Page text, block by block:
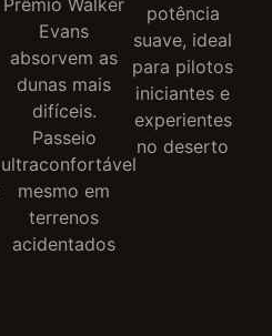
Prêmio Walker
Evans
absorvem as
dunas mais
difíceis.
Passeio
ultraconfortável
mesmo em
terrenos
acidentados
potência
suave, ideal
para pilotos
iniciantes e
experientes
no deserto